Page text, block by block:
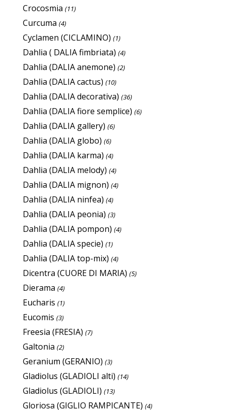
Crocosmia (11)
Curcuma (4)
Cyclamen (CICLAMINO) (1)
Dahlia ( DALIA fimbriata) (4)
Dahlia (DALIA anemone) (2)
Dahlia (DALIA cactus) (10)
Dahlia (DALIA decorativa) (36)
Dahlia (DALIA fiore semplice) (6)
Dahlia (DALIA gallery) (6)
Dahlia (DALIA globo) (6)
Dahlia (DALIA karma) (4)
Dahlia (DALIA melody) (4)
Dahlia (DALIA mignon) (4)
Dahlia (DALIA ninfea) (4)
Dahlia (DALIA peonia) (3)
Dahlia (DALIA pompon) (4)
Dahlia (DALIA specie) (1)
Dahlia (DALIA top-mix) (4)
Dicentra (CUORE DI MARIA) (5)
Dierama (4)
Eucharis (1)
Eucomis (3)
Freesia (FRESIA) (7)
Galtonia (2)
Geranium (GERANIO) (3)
Gladiolus (GLADIOLI alti) (14)
Gladiolus (GLADIOLI) (13)
Gloriosa (GIGLIO RAMPICANTE) (4)